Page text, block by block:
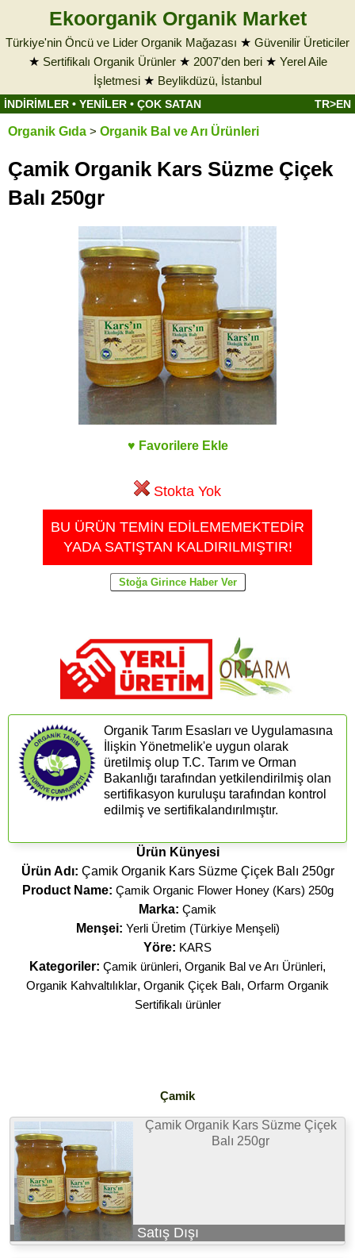
Ekoorganik Organik Market
Türkiye'nin Öncü ve Lider Organik Mağazası ★ Güvenilir Üreticiler
★ Sertifikalı Organik Ürünler★ 2007'den beri★ Yerel Aile
İşletmesi ★ Beylikdüzü, İstanbul
İNDİRİMLER • YENİLER • ÇOK SATAN TR>EN
Organik Gıda > Organik Bal ve Arı Ürünleri
Çamik Organik Kars Süzme Çiçek
Balı 250gr
♥ Favorilere Ekle
Stokta Yok
BU ÜRÜN TEMİN EDİLEMEMEKTEDİR
YADA SATIŞTAN KALDIRILMIŞTIR!
Organik Tarım Esasları ve Uygulamasına
İlişkin Yönetmelik'e uygun olarak
üretilmiş olup T.C. Tarım ve Orman
Bakanlığı tarafından yetkilendirilmiş olan
sertifikasyon kuruluşu tarafından kontrol
edilmiş ve sertifikalandırılmıştır.
Ürün Künyesi
Ürün Adı: Çamik Organik Kars Süzme Çiçek Balı 250gr
Product Name: Çamik Organic Flower Honey (Kars) 250g
Marka: Çamik
Menşei: Yerli Üretim (Türkiye Menşeli)
Yöre: KARS
Kategoriler: Çamik ürünleri, Organik Bal ve Arı Ürünleri,
Organik Kahvaltılıklar, Organik Çiçek Balı, Orfarm Organik
Sertifikalı ürünler
Çamik
Çamik Organik Kars Süzme Çiçek
Balı 250gr
Satış Dışı